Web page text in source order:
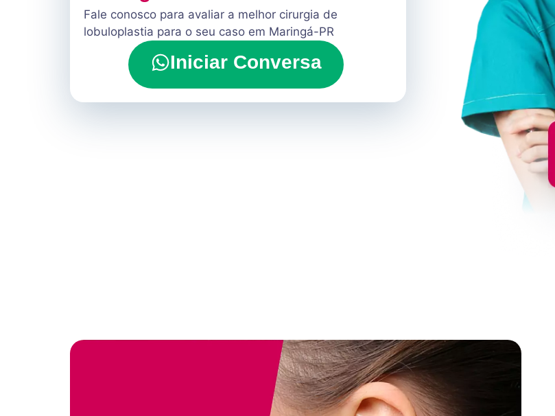
Fale conosco para avaliar a melhor cirurgia de
lobuloplastia para o seu caso em Maringá-PR
Iniciar Conversa